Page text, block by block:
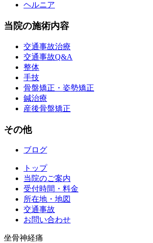
ヘルニア
当院の施術内容
交通事故治療
交通事故Q&A
整体
手技
骨盤矯正・姿勢矯正
鍼治療
産後骨盤矯正
その他
ブログ
トップ
当院のご案内
受付時間・料金
所在地・地図
交通事故
お問い合わせ
坐骨神経痛